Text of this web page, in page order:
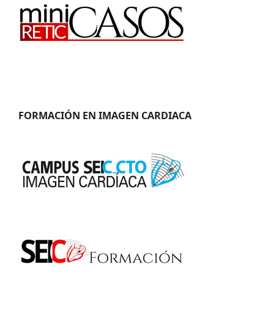
FORMACIÓN EN IMAGEN CARDIACA